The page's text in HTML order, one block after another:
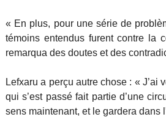
« En plus, pour une série de
témoins entendus furent contre la
remarqua des doutes et des
Lefxaru a perçu autre chose : « J’ai
qui s’est passé fait partie d’une
sens maintenant, et le gardera dans